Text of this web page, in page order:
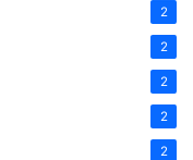
2
2
2
2
2